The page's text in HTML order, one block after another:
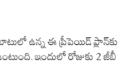
ఉన్న ఈ ప్రీపెయిడ్ ప్లాన్‌కు
ఇందులో రోజుకు 2 జీబీ